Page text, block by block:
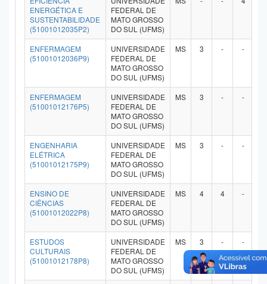
ENERGÉTICA E
SUSTENTABILIDADE
(51001012035P2)
FEDERAL DE
MATO GROSSO
DO SUL (UFMS)
ENFERMAGEM
(51001012036P9)
UNIVERSIDADE
FEDERAL DE
MATO GROSSO
DO SUL (UFMS)
MS 3 - -
ENFERMAGEM
(51001012176P5)
UNIVERSIDADE
FEDERAL DE
MATO GROSSO
DO SUL (UFMS)
MS 3 - -
ENGENHARIA
ELÉTRICA
(51001012175P9)
UNIVERSIDADE
FEDERAL DE
MATO GROSSO
DO SUL (UFMS)
MS 3 - -
ENSINO DE
CIÊNCIAS
(51001012022P8)
UNIVERSIDADE
FEDERAL DE
MATO GROSSO
DO SUL (UFMS)
MS 4 4 -
ESTUDOS
CULTURAIS
(51001012178P8)
UNIVERSIDADE
FEDERAL DE
MATO GROSSO
DO SUL (UFMS)
MS 3 - -